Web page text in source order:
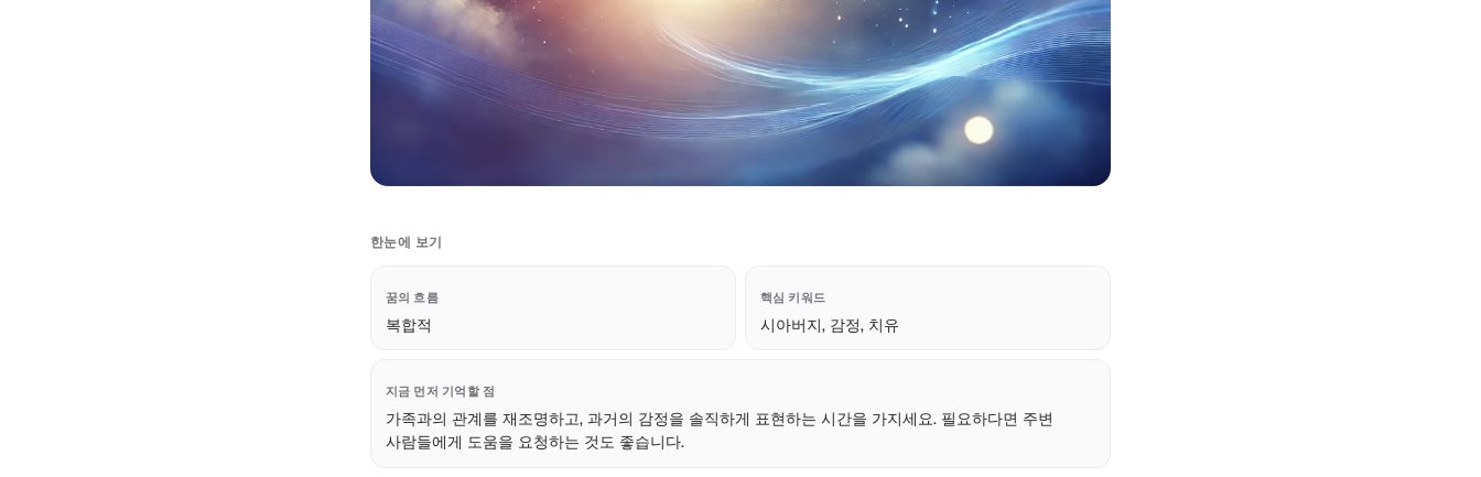
한눈에 보기
꿈의 흐름
복합적
핵심 키워드
시아버지, 감정, 치유
지금 먼저 기억할 점
가족과의 관계를 재조명하고, 과거의 감정을 솔직하게 표현하는 시간을 가지세요. 필요하다면 주변
사람들에게 도움을 요청하는 것도 좋습니다.